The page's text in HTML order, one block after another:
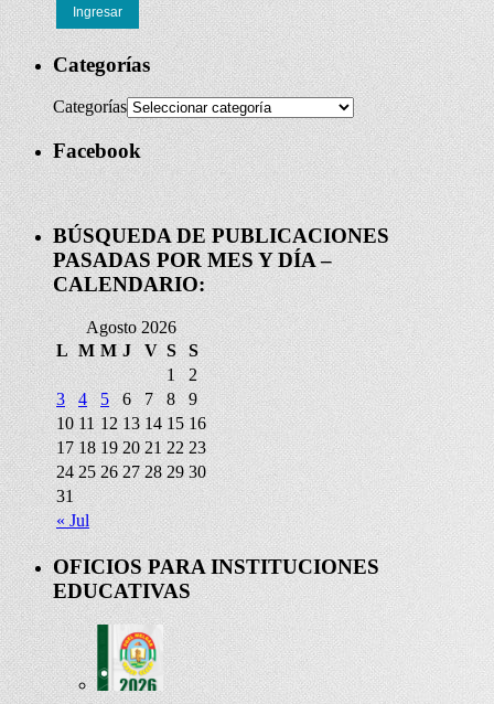
Ingresar
Categorías
Categorías
Facebook
BÚSQUEDA DE PUBLICACIONES
PASADAS POR MES Y DÍA –
CALENDARIO:
Agosto 2026
L M M J V S S
« Jul
1
2
3
4 5 6 7 8
9
10 11 12 13 14 15 16
17 18 19 20 21 22 23
24 25 26 27 28 29 30
31
OFICIOS PARA INSTITUCIONES
EDUCATIVAS